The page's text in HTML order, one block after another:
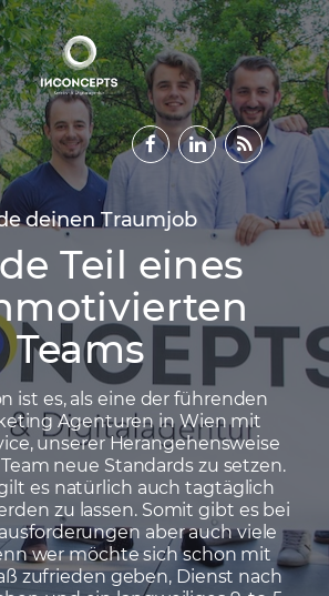
deinen Traumjob
Teil eines
Teams
ist es, als eine der führenden
Agenturen in Wien mit
unserer Herangehensweise
neue Standards zu setzen.
es natürlich auch tagtäglich
zu lassen. Somit gibt es bei
aber auch viele
wer möchte sich schon mit
zufrieden geben, Dienst nach